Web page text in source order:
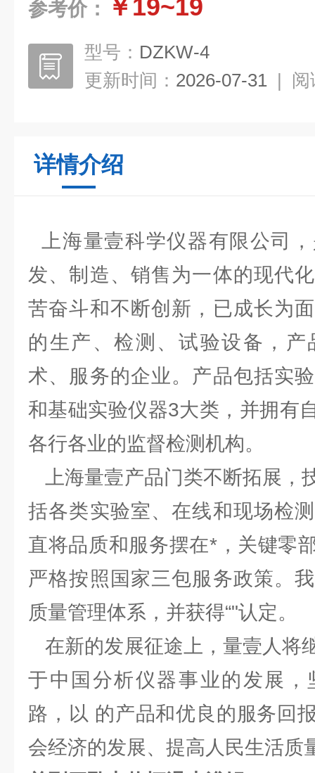
参考价： ￥19~19
型号： DZKW-4
更新时间： 2026-07-31 | 阅
详情介绍
上海量壹科学仪器有限公司
发、制造、销售为一体的现代
苦奋斗和不断创新，已成长为
的生产、检测、试验设备，
术、服务的企业。产品包括实
和基础实验仪器3大类，并拥有
各行各业的监督检测机构。
上海量壹产品门类不断拓展，
括各类实验室、在线和现场检
直将品质和服务摆在*，关键零
严格按照国家三包服务政策。
质量管理体系，并获得“"认定。
在新的发展征途上，量壹人将
于中国分析仪器事业的发展，
路，以 的产品和优良的服务回
会经济的发展、提高人民生活质